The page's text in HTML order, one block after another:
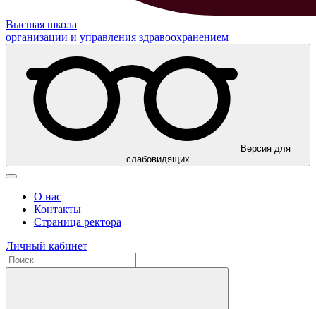
Высшая школа
организации и управления здравоохранением
Версия для
слабовидящих
О нас
Контакты
Страница ректора
Личный кабинет